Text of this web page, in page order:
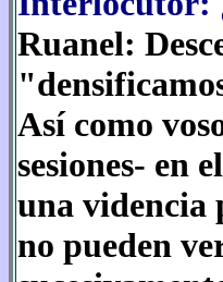
Ruanel:
Así como
sesiones- en
una videncia
no pueden